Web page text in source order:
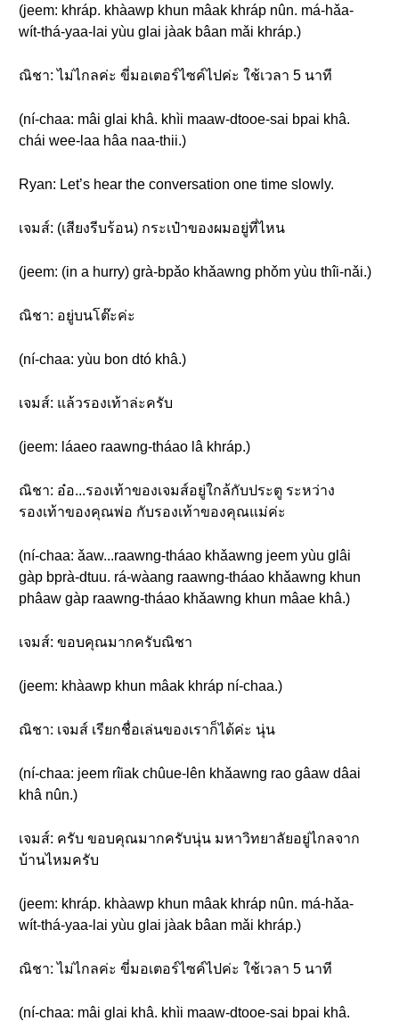
(jeem: khráp. khàawp khun mâak khráp nûn. má-hǎa-
wít-thá-yaa-lai yùu glai jàak bâan mǎi khráp.)
ณิชา: ไม่ไกลค่ะ ขี่มอเตอร์ไซค์ไปค่ะ ใช้เวลา 5 นาที
(ní-chaa: mâi glai khâ. khìi maaw-dtooe-sai bpai khâ.
chái wee-laa hâa naa-thii.)
Ryan: Let’s hear the conversation one time slowly.
เจมส์: (เสียงรีบร้อน) กระเป๋าของผมอยู่ที่ไหน
(jeem: (in a hurry) grà-bpǎo khǎawng phǒm yùu thîi-nǎi.)
ณิชา: อยู่บนโต๊ะค่ะ
(ní-chaa: yùu bon dtó khâ.)
เจมส์: แล้วรองเท้าล่ะครับ
(jeem: láaeo raawng-tháao lâ khráp.)
ณิชา: อ๋อ...รองเท้าของเจมส์อยู่ใกล้กับประตู ระหว่าง
รองเท้าของคุณพ่อ กับรองเท้าของคุณแม่ค่ะ
(ní-chaa: ǎaw...raawng-tháao khǎawng jeem yùu glâi
gàp bprà-dtuu. rá-wàang raawng-tháao khǎawng khun
phâaw gàp raawng-tháao khǎawng khun mâae khâ.)
เจมส์: ขอบคุณมากครับณิชา
(jeem: khàawp khun mâak khráp ní-chaa.)
ณิชา: เจมส์ เรียกชื่อเล่นของเราก็ได้ค่ะ นุ่น
(ní-chaa: jeem rîiak chûue-lên khǎawng rao gâaw dâai
khâ nûn.)
เจมส์: ครับ ขอบคุณมากครับนุ่น มหาวิทยาลัยอยู่ไกลจาก
บ้านไหมครับ
(jeem: khráp. khàawp khun mâak khráp nûn. má-hǎa-
wít-thá-yaa-lai yùu glai jàak bâan mǎi khráp.)
ณิชา: ไม่ไกลค่ะ ขี่มอเตอร์ไซค์ไปค่ะ ใช้เวลา 5 นาที
(ní-chaa: mâi glai khâ. khìi maaw-dtooe-sai bpai khâ.